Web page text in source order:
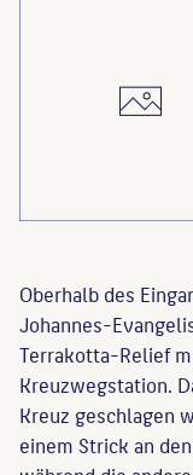
Oberhalb des
Johannes-
Terrakotta-Relief
Kreuzwegstation.
Kreuz geschlagen
einem Strick an